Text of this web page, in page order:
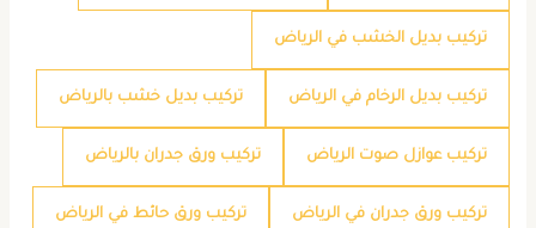
تركيب بديل الخشب في الرياض
تركيب بديل الرخام في الرياض تركيب بديل خشب بالرياض
تركيب عوازل صوت الرياض تركيب ورق جدران بالرياض
تركيب ورق جدران في الرياض تركيب ورق حائط في الرياض